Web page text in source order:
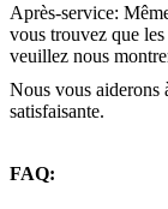
Après-service:
vous trouvez que
veuillez nous
Nous vous aiderons
satisfaisante.
FAQ: